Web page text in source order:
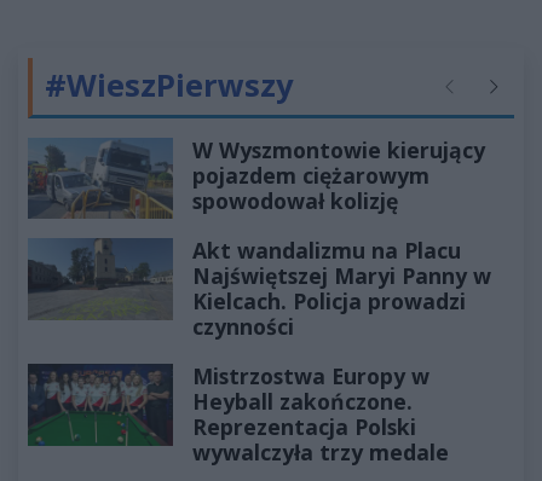
#WieszPierwszy Poprzednie
W Wyszmontowie kierujący
pojazdem ciężarowym
spowodował kolizję
Akt wandalizmu na Placu
Najświętszej Maryi Panny w
Kielcach. Policja prowadzi
czynności
Mistrzostwa Europy w
Heyball zakończone.
Reprezentacja Polski
wywalczyła trzy medale